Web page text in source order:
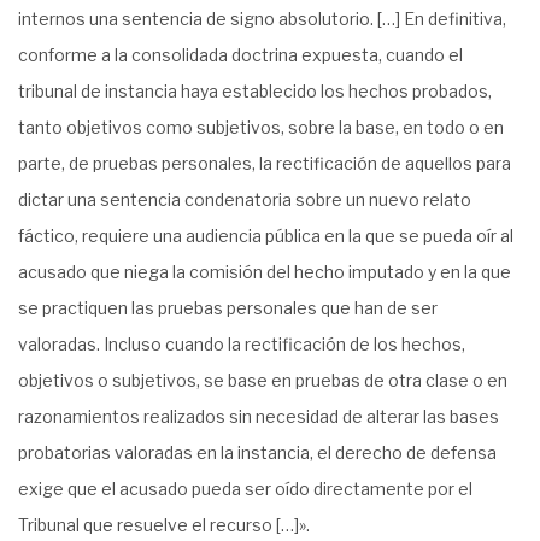
internos una sentencia de signo absolutorio. […] En definitiva,
conforme a la consolidada doctrina expuesta, cuando el
tribunal de instancia haya establecido los hechos probados,
tanto objetivos como subjetivos, sobre la base, en todo o en
parte, de pruebas personales, la rectificación de aquellos para
dictar una sentencia condenatoria sobre un nuevo relato
fáctico, requiere una audiencia pública en la que se pueda oír al
acusado que niega la comisión del hecho imputado y en la que
se practiquen las pruebas personales que han de ser
valoradas. Incluso cuando la rectificación de los hechos,
objetivos o subjetivos, se base en pruebas de otra clase o en
razonamientos realizados sin necesidad de alterar las bases
probatorias valoradas en la instancia, el derecho de defensa
exige que el acusado pueda ser oído directamente por el
Tribunal que resuelve el recurso […]».